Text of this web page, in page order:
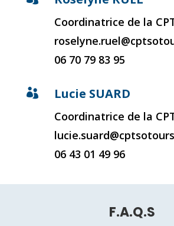
Coordinatrice de la
06 70 79 83 95
 Lucie SUARD
Coordinatrice de la
06 43 01 49 96
F.A.Q.S